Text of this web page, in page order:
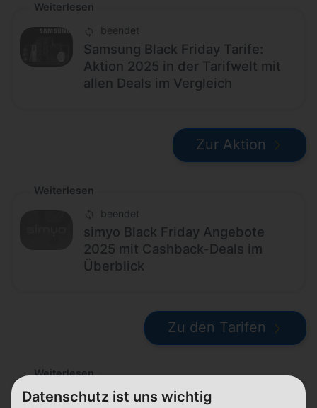
Weiterlesen
beendet
Samsung Black Friday Tarife:
Aktion 2025 in der Tarifwelt mit
allen Deals im Vergleich
Zur Aktion
Weiterlesen
beendet
simyo Black Friday Angebote
2025 mit Cashback-Deals im
Überblick
Zu den Tarifen
Weiterlesen
beendet
Datenschutz ist uns wichtig